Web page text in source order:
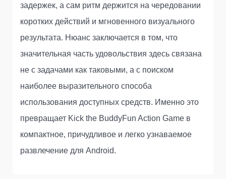
задержек, а сам ритм держится на чередовании
коротких действий и мгновенного визуального
результата. Нюанс заключается в том, что
значительная часть удовольствия здесь связана
не с задачами как таковыми, а с поиском
наиболее выразительного способа
использования доступных средств. Именно это
превращает Kick the BuddyFun Action Game в
компактное, причудливое и легко узнаваемое
развлечение для Android.